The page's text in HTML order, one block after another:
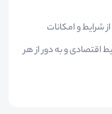
شرایط و امکانات
اقتصادی و به دور از هر